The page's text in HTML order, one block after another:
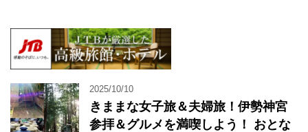
2025/10/10
きままな女子旅＆夫婦旅！伊勢神宮
参拝＆グルメを満喫しよう！ おとな